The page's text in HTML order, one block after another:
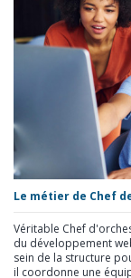
Le métier de Chef
Véritable Chef
du développement
sein de la structure
il coordonne une